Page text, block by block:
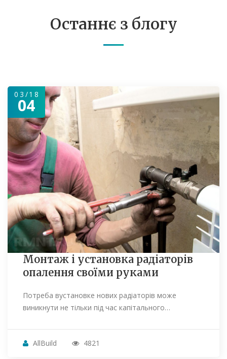
Останнє з блогу
03/18
04
Монтаж і установка радіаторів
опалення своїми руками
Потреба вустановке нових радіаторів може
виникнути не тільки під час капітального…
AllBuild 4821